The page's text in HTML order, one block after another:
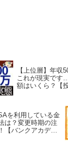
【上位層】年収
これが現実です
額はいくら？【
を利用している金
は？変更時期の注
【バンクアカデミ